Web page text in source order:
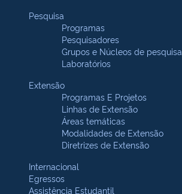
Pesquisa
Programas
Pesquisadores
Grupos e Núcleos de pesquisa
Laboratórios
Extensão
Programas E Projetos
Linhas de Extensão
Áreas temáticas
Modalidades de Extensão
Diretrizes de Extensão
Internacional
Egressos
Assistência Estudantil